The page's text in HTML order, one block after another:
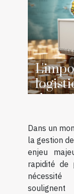
des
Dans un
la gestion
enjeu
rapidité de
nécessité